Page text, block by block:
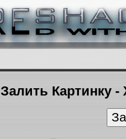
Залить Картинку -